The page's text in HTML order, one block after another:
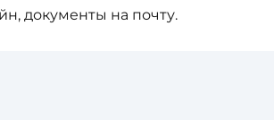
документы на почту.